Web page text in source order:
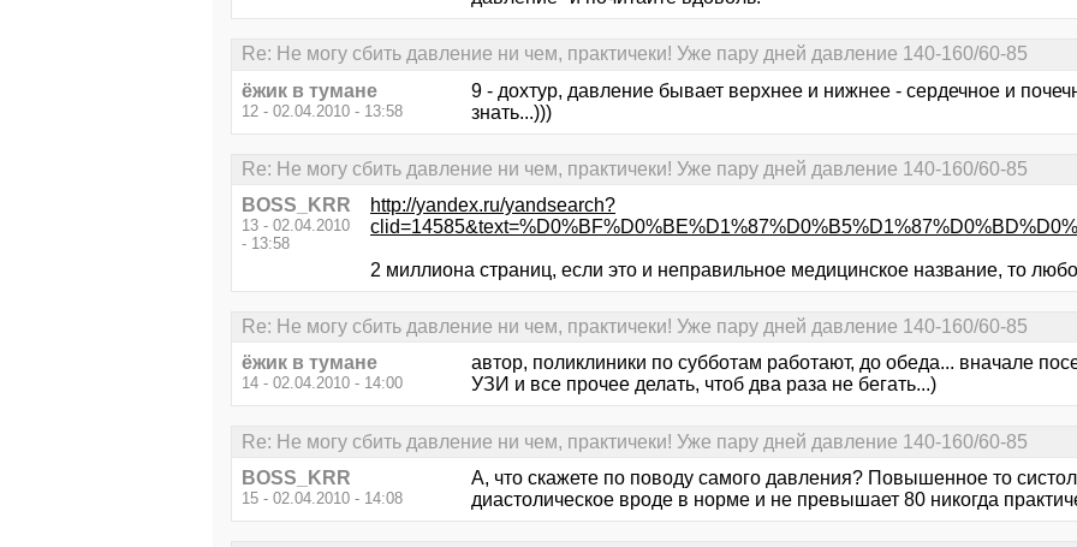
Re: Не могу сбить давление ни чем, практичеки! Уже пару дней давление 140-160/60-85
ёжик в тумане
12 - 02.04.2010 - 13:58
9 - дохтур, давление бывает верхнее и нижнее - сердечное и
знать...)))
Re: Не могу сбить давление ни чем, практичеки! Уже пару дней давление 140-160/60-85
BOSS_KRR
13 - 02.04.2010
- 13:58
http://yandex.ru/yandsearch?
2 миллиона страниц, если это и неправильное медицинское название, то
Re: Не могу сбить давление ни чем, практичеки! Уже пару дней давление 140-160/60-85
ёжик в тумане
14 - 02.04.2010 - 14:00
автор, поликлиники по субботам работают, до обеда... вначале
УЗИ и все прочее делать, чтоб два раза не бегать...)
Re: Не могу сбить давление ни чем, практичеки! Уже пару дней давление 140-160/60-85
BOSS_KRR
15 - 02.04.2010 - 14:08
А, что скажете по поводу самого давления? Повышенное то
диастолическое вроде в норме и не превышает 80 никогда